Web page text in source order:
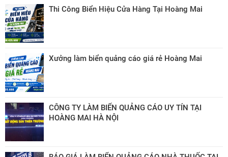
Thi Công Biển Hiệu Cửa Hàng Tại Hoàng Mai
Xưởng làm biển quảng cáo giá rẻ Hoàng Mai
CÔNG TY LÀM BIỂN QUẢNG CÁO UY TÍN TẠI
HOÀNG MAI HÀ NỘI